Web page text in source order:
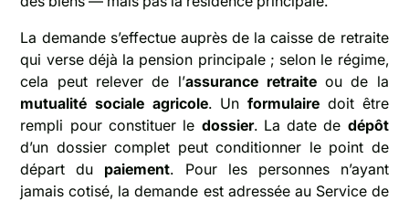
La demande s’effectue auprès de la caisse de retraite
qui verse déjà la pension principale ; selon le régime,
cela peut relever de l’assurance retraiteou de la
mutualité sociale agricole. Un formulairedoit être
rempli pour constituer le dossier. La date de dépôt
d’un dossier complet peut conditionner le point de
départ du paiement. Pour les personnes n’ayant
jamais cotisé, la demande est adressée au Service de